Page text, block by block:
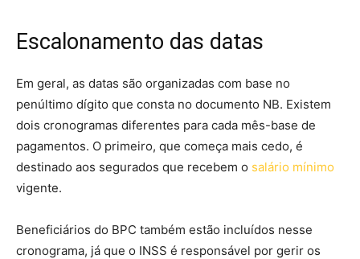
Escalonamento das datas
Em geral, as datas são organizadas com base no
penúltimo dígito que consta no documento NB. Existem
dois cronogramas diferentes para cada mês-base de
pagamentos. O primeiro, que começa mais cedo, é
destinado aos segurados que recebem o salário mínimo
vigente.
Beneficiários do BPC também estão incluídos nesse
cronograma, já que o INSS é responsável por gerir os